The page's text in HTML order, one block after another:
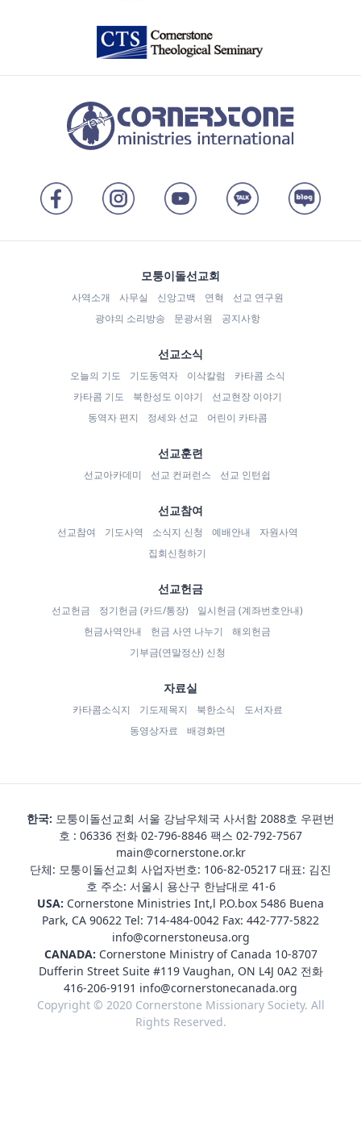
모퉁이돌선교회
사역소개 사무실 신앙고백 연혁
선교 연구원
광야의 소리방송
문광서원 공지사항
선교소식
오늘의 기도 기도동역자 이삭칼럼
카타콤 소식
카타콤 기도
북한성도 이야기
선교현장 이야기
동역자 편지
정세와 선교 어린이 카타콤
선교훈련
선교아카데미 선교 컨퍼런스 선교 인턴쉽
선교참여
선교참여 기도사역 소식지 신청 예배안내
자원사역
집회신청하기
선교헌금
선교헌금 정기헌금 (카드/통장)
일시헌금 (계좌번호안내)
헌금사역안내
헌금 사연 나누기
해외헌금
기부금(연말정산) 신청
자료실
카타콤소식지 기도제목지 북한소식
도서자료
동영상자료
배경화면
한국: 모퉁이돌선교회 서울 강남우체국 사서함 2088호 우편번
호 : 06336 전화 02-796-8846 팩스 02-792-7567
main@cornerstone.or.kr
단체: 모퉁이돌선교회 사업자번호: 106-82-05217 대표: 김진
호 주소: 서울시 용산구 한남대로 41-6
USA: Cornerstone Ministries Int,l P.O.box 5486 Buena
Park, CA 90622 Tel: 714-484-0042 Fax: 442-777-5822
info@cornerstoneusa.org
CANADA: Cornerstone Ministry of Canada 10-8707
Dufferin Street Suite #119 Vaughan, ON L4J 0A2 전화
416-206-9191 info@cornerstonecanada.org
Copyright © 2020 Cornerstone Missionary Society. All
Rights Reserved.